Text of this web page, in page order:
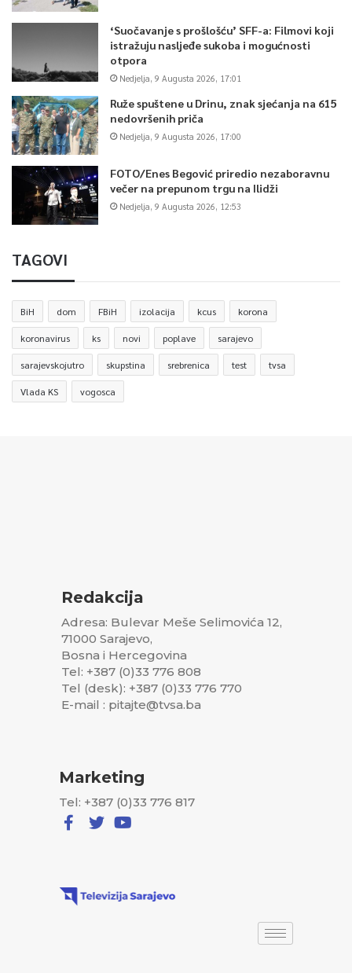
‘Suočavanje s prošlošću’ SFF-a: Filmovi koji
istražuju nasljeđe sukoba i mogućnosti
otpora
Nedjelja, 9 Augusta 2026, 17:01
Ruže spuštene u Drinu, znak sjećanja na 615
nedovršenih priča
Nedjelja, 9 Augusta 2026, 17:00
FOTO/Enes Begović priredio nezaboravnu
večer na prepunom trgu na Ilidži
Nedjelja, 9 Augusta 2026, 12:53
TAGOVI
BiH dom FBiH izolacija kcus korona
koronavirus ks novi poplave sarajevo
sarajevskojutro skupstina srebrenica test tvsa
Vlada KS vogosca
Redakcija
Adresa: Bulevar Meše Selimovića 12,
71000 Sarajevo,
Bosna i Hercegovina
Tel: +387 (0)33 776 808
Tel (desk): +387 (0)33 776 770
E-mail : pitajte@tvsa.ba
Marketing
Tel: +387 (0)33 776 817